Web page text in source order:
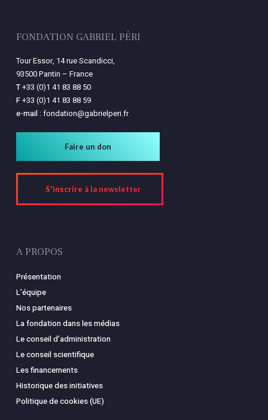
FONDATION GABRIEL PÉRI
Tour Essor, 14 rue Scandicci,
93500 Pantin – France
T+33 (0)1 41 83 88 50
F+33 (0)1 41 83 88 59
e-mail : fondation@gabrielperi.fr
Faire un don
S'inscrire à la newsletter
A PROPOS
Présentation
L’équipe
Nos partenaires
La fondation dans les médias
Le conseil d’administration
Le conseil scientifique
Les financements
Historique des initiatives
Politique de cookies (UE)